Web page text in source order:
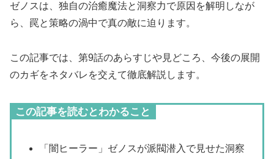
ゼノスは、独自の治癒魔法と洞察力で原因を解明しなが
ら、罠と策略の渦中で真の敵に迫ります。
この記事では、第9話のあらすじや見どころ、今後の展開
のカギをネタバレを交えて徹底解説します。
この記事を読むとわかること
「闇ヒーラー」ゼノスが派閥潜入で見せた洞察